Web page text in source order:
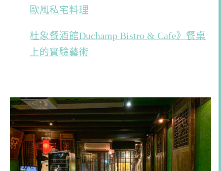
歐風私宅料理
杜象餐酒館Duchamp Bistro & Cafe》餐桌
上的實驗藝術